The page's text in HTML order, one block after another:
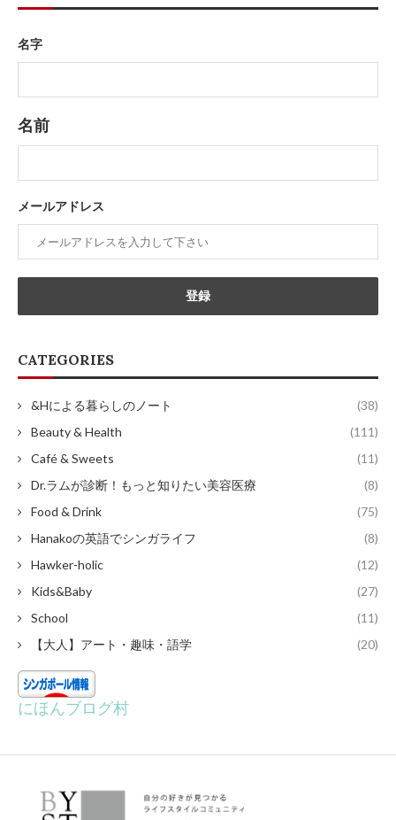
名字
名前
メールアドレス
CATEGORIES
&Hによる暮らしのノート
(38)
Beauty & Health
(111)
Café & Sweets
(11)
Dr.ラムが診断！もっと知りたい美容医療
(8)
Food & Drink
(75)
Hanakoの英語でシンガライフ
(8)
Hawker-holic
(12)
Kids&Baby
(27)
School
(11)
【大人】アート・趣味・語学
(20)
にほんブログ村